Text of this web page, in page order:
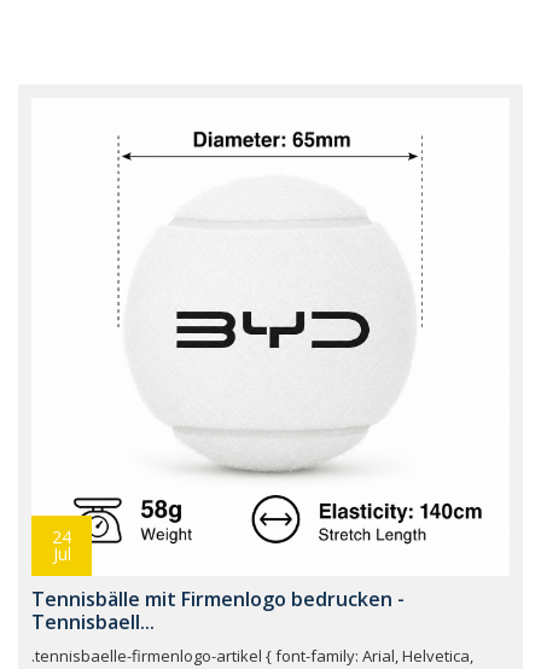
24
Jul
Tennisbälle mit Firmenlogo bedrucken -
Tennisbaell...
.tennisbaelle-firmenlogo-artikel { font-family: Arial, Helvetica,